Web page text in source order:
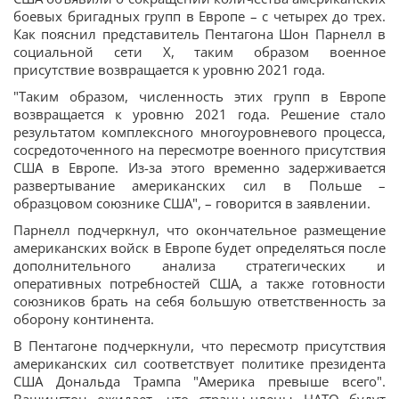
боевых бригадных групп в Европе – с четырех до трех.
Как пояснил представитель Пентагона Шон Парнелл в
социальной сети X, таким образом военное
присутствие возвращается к уровню 2021 года.
"Таким образом, численность этих групп в Европе
возвращается к уровню 2021 года. Решение стало
результатом комплексного многоуровневого процесса,
сосредоточенного на пересмотре военного присутствия
США в Европе. Из-за этого временно задерживается
развертывание американских сил в Польше –
образцовом союзнике США", – говорится в заявлении.
Парнелл подчеркнул, что окончательное размещение
американских войск в Европе будет определяться после
дополнительного анализа стратегических и
оперативных потребностей США, а также готовности
союзников брать на себя большую ответственность за
оборону континента.
В Пентагоне подчеркнули, что пересмотр присутствия
американских сил соответствует политике президента
США Дональда Трампа "Америка превыше всего".